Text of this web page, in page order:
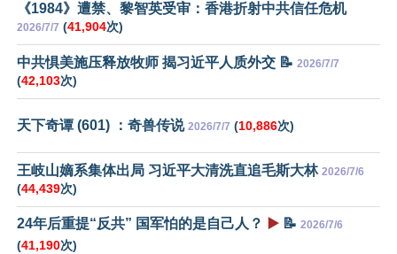
《1984》遭禁、黎智英受审：香港折射中共信任危机
2026/7/7 (41,904次)
中共惧美施压释放牧师 揭习近平人质外交 📝 2026/7/7
(42,103次)
天下奇谭 (601) ：奇兽传说 2026/7/7 (10,886次)
王岐山嫡系集体出局 习近平大清洗直追毛斯大林 2026/7/6
(44,439次)
24年后重提“反共” 国军怕的是自己人？ ▶️ 📝 2026/7/6
(41,190次)